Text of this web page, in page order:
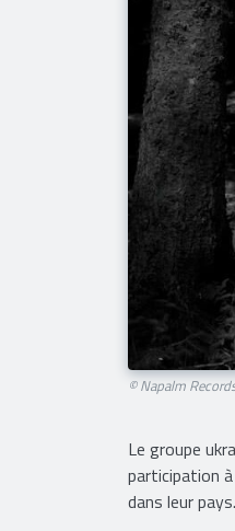
© Napalm
Le groupe
participation
dans leur pays.